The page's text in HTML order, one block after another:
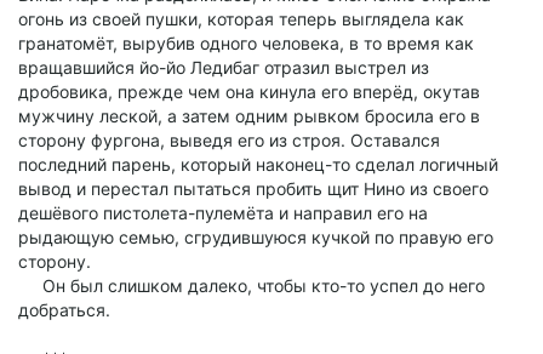
огонь из своей пушки, которая теперь выглядела как
гранатомёт, вырубив одного человека, в то время как
вращавшийся йо-йо Ледибаг отразил выстрел из
дробовика, прежде чем она кинула его вперёд, окутав
мужчину леской, а затем одним рывком бросила его в
сторону фургона, выведя его из строя. Оставался
последний парень, который наконец-то сделал логичный
вывод и перестал пытаться пробить щит Нино из своего
дешёвого пистолета-пулемёта и направил его на
рыдающую семью, сгрудившуюся кучкой по правую его
сторону.
Он был слишком далеко, чтобы кто-то успел до него
добраться.